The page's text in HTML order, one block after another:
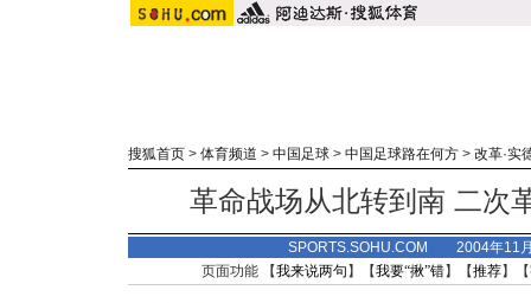
搜狐首页 > 体育频道 > 中国足球 > 中国足球路在何方 > 改革·实
革命战场从北转到南 二次
SPORTS.SOHU.COM 2004年11
页面功能 【我来说两句 】【我要“揪”错】【推荐】